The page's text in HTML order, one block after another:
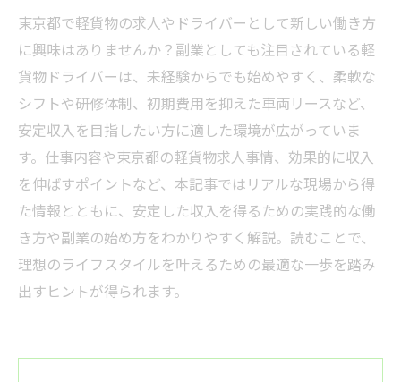
東京都で軽貨物の求人やドライバーとして新しい働き方
に興味はありませんか？副業としても注目されている軽
貨物ドライバーは、未経験からでも始めやすく、柔軟な
シフトや研修体制、初期費用を抑えた車両リースなど、
安定収入を目指したい方に適した環境が広がっていま
す。仕事内容や東京都の軽貨物求人事情、効果的に収入
を伸ばすポイントなど、本記事ではリアルな現場から得
た情報とともに、安定した収入を得るための実践的な働
き方や副業の始め方をわかりやすく解説。読むことで、
理想のライフスタイルを叶えるための最適な一歩を踏み
出すヒントが得られます。